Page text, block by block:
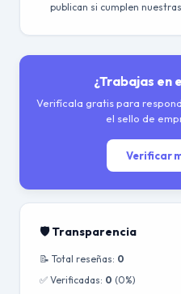
publican si cumplen
¿Trabajas en
Verifícala gratis para
el sello de
Verificar
🛡️ Transparencia
📝 Total reseñas: 0
✅ Verificadas: 0 (0%)